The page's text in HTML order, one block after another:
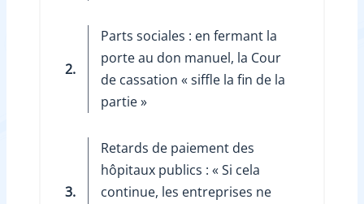
2.
Parts sociales : en fermant la
porte au don manuel, la Cour
de cassation « siffle la fin de la
partie »
3.
Retards de paiement des
hôpitaux publics : « Si cela
continue, les entreprises ne